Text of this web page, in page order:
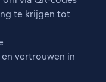
te krijgen tot
vertrouwen in